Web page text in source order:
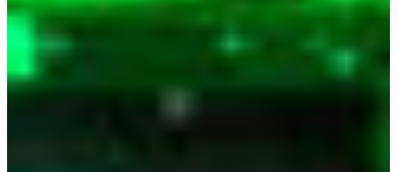
Afrika
Pohotovostná služba
+421 800 333 456
Vyhľadávač pobočiek